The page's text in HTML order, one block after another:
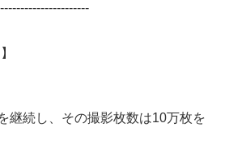
継続し、その撮影枚数は10万枚を